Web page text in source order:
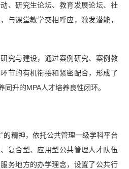
、研究生论坛、教育发展论坛、社
与课堂教学交相呼应，激发潜能，
究与建设，通过案例研究、案例教
节的有机衔接和紧密配合，形成了
升的MPA人才培养良性闭环。
的精神，依托公共管理一级学科平台
复合型、应用型公共管理人才队伍
务地方的办学理念，设置了公共行